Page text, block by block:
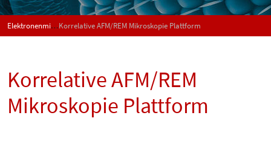
ElektronenmikroskopieKorrelative AFM/REM Mikroskopie Plattform
Korrelative AFM/REM
Mikroskopie Plattform